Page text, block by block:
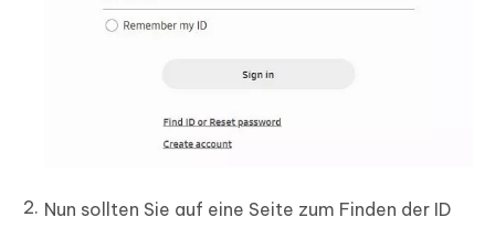
Nun sollten Sie auf eine Seite zum Finden der ID